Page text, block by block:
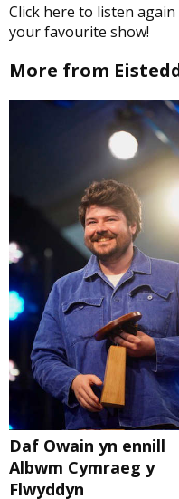
Click here to listen
your favourite show!
More from
Daf Owain yn ennill
Albwm Cymraeg y
Flwyddyn